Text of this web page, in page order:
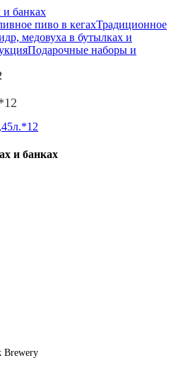
и банках
пиво в кегахТрадиционное
медовуха в бутылках и
Подарочные наборы и
и банках
Brewery